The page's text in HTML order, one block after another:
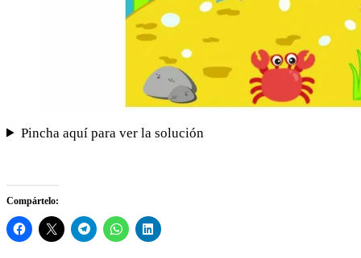
Pincha aquí para ver la solución
Compártelo: